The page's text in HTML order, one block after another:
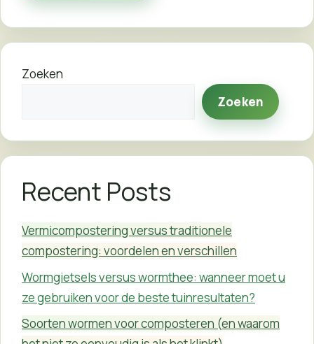
Zoeken
Zoeken
Recent Posts
Vermicompostering versus traditionele
compostering: voordelen en verschillen
Wormgietsels versus wormthee: wanneer moet u
ze gebruiken voor de beste tuinresultaten?
Soorten wormen voor composteren (en waarom